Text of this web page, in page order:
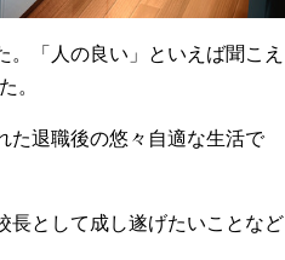
「人の良い」といえば聞こえ
。
た退職後の悠々自適な生活で
長として成し遂げたいことなど